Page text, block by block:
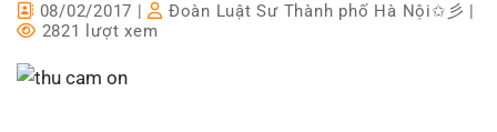
08/02/2017 | Đoàn Luật Sư Thành phố Hà Nội✩彡 |
2821 lượt xem